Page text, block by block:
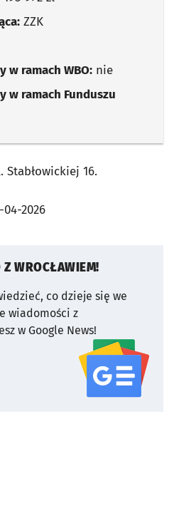
ZZK
w ramach WBO: nie
w ramach Funduszu
16.
04-2026
Z WROCŁAWIEM!
co dzieje się we
wiadomości z
w Google News!
serwisu